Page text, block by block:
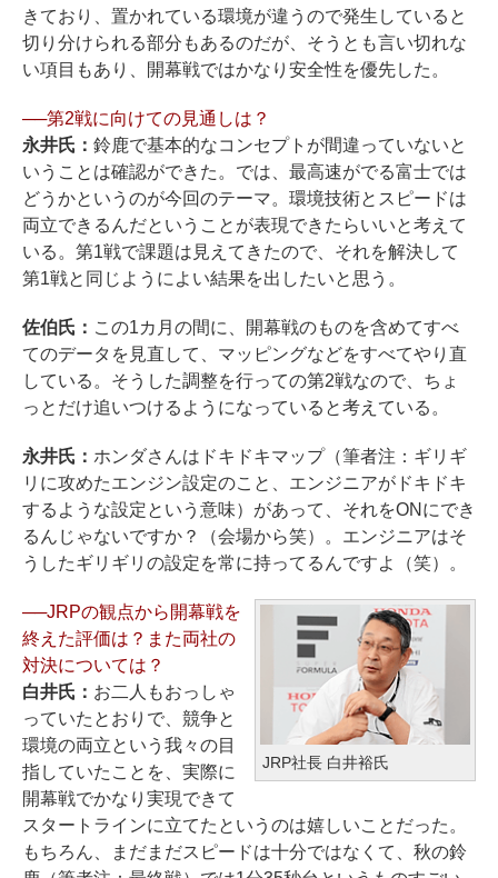
きており、置かれている環境が違うので発生していると
切り分けられる部分もあるのだが、そうとも言い切れな
い項目もあり、開幕戦ではかなり安全性を優先した。
──第2戦に向けての見通しは？
永井氏： 鈴鹿で基本的なコンセプトが間違っていないと
いうことは確認ができた。では、最高速がでる富士では
どうかというのが今回のテーマ。環境技術とスピードは
両立できるんだということが表現できたらいいと考えて
いる。第1戦で課題は見えてきたので、それを解決して
第1戦と同じようによい結果を出したいと思う。
佐伯氏： この1カ月の間に、開幕戦のものを含めてすべ
てのデータを見直して、マッピングなどをすべてやり直
している。そうした調整を行っての第2戦なので、ちょ
っとだけ追いつけるようになっていると考えている。
永井氏： ホンダさんはドキドキマップ（筆者注：ギリギ
リに攻めたエンジン設定のこと、エンジニアがドキドキ
するような設定という意味）があって、それをONにでき
るんじゃないですか？（会場から笑）。エンジニアはそ
うしたギリギリの設定を常に持ってるんですよ（笑）。
JRP社長 白井裕氏
──JRPの観点から開幕戦を
終えた評価は？また両社の
対決については？
白井氏： お二人もおっしゃ
っていたとおりで、競争と
環境の両立という我々の目
指していたことを、実際に
開幕戦でかなり実現できて
スタートラインに立てたというのは嬉しいことだった。
もちろん、まだまだスピードは十分ではなくて、秋の鈴